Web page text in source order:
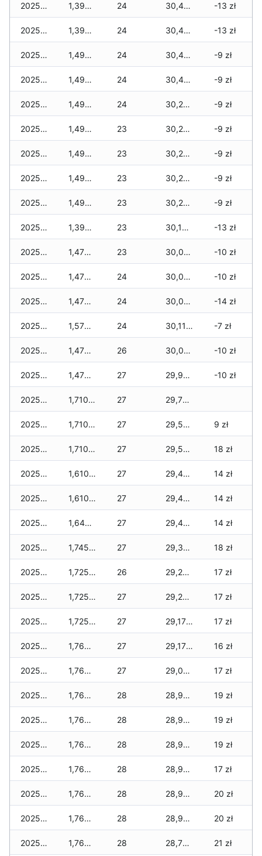
2025-12-24 1,395 zł 24 30,485 zł -13 zł
2025-12-23 1,395 zł 24 30,485 zł -13 zł
2025-12-22 1,495 zł 24 30,485 zł -9 zł
2025-12-21 1,495 zł 24 30,430 zł -9 zł
2025-12-20 1,495 zł 24 30,295 zł -9 zł
2025-12-19 1,495 zł 23 30,240 zł -9 zł
2025-12-18 1,495 zł 23 30,240 zł -9 zł
2025-12-17 1,495 zł 23 30,240 zł -9 zł
2025-12-16 1,495 zł 23 30,240 zł -9 zł
2025-12-15 1,395 zł 23 30,140 zł -13 zł
2025-12-14 1,475 zł 23 30,085 zł -10 zł
2025-12-13 1,475 zł 24 30,050 zł -10 zł
2025-12-12 1,475 zł 24 30,050 zł -14 zł
2025-12-11 1,575 zł 24 30,115 zł -7 zł
2025-12-10 1,475 zł 26 30,015 zł -10 zł
2025-12-09 1,475 zł 27 29,960 zł -10 zł
2025-12-08 1,710 zł 27 29,790 zł
2025-12-07 1,710 zł 27 29,555 zł 9 zł
2025-12-06 1,710 zł 27 29,555 zł 18 zł
2025-12-05 1,610 zł 27 29,400 zł 14 zł
2025-12-04 1,610 zł 27 29,400 zł 14 zł
2025-12-03 1,645 zł 27 29,400 zł 14 zł
2025-12-02 1,745 zł 27 29,365 zł 18 zł
2025-12-01 1,725 zł 26 29,210 zł 17 zł
2025-11-30 1,725 zł 27 29,210 zł 17 zł
2025-11-29 1,725 zł 27 29,175 zł 17 zł
2025-11-28 1,760 zł 27 29,175 zł 16 zł
2025-11-27 1,760 zł 27 29,020 zł 17 zł
2025-11-26 1,760 zł 28 28,965 zł 19 zł
2025-11-25 1,760 zł 28 28,965 zł 19 zł
2025-11-24 1,760 zł 28 28,965 zł 19 zł
2025-11-23 1,760 zł 28 28,965 zł 17 zł
2025-11-22 1,760 zł 28 28,965 zł 20 zł
2025-11-21 1,760 zł 28 28,910 zł 20 zł
2025-11-20 1,760 zł 28 28,775 zł 21 zł